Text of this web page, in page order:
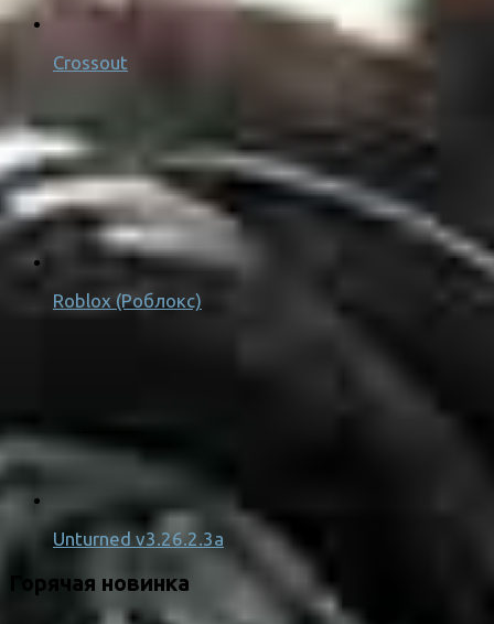
Crossout
Roblox (Роблокс)
Unturned v3.26.2.3a
Горячая новинка